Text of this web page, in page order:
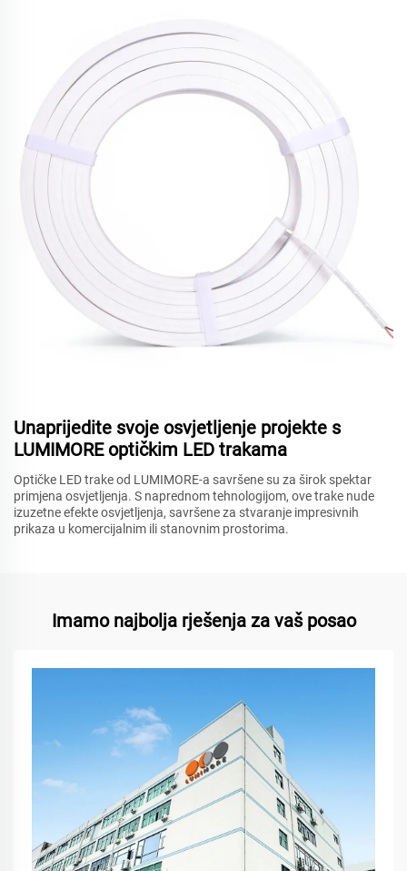
Unaprijedite svoje osvjetljenje projekte s
LUMIMORE optičkim LED trakama
Optičke LED trake od LUMIMORE-a savršene su za širok spektar
primjena osvjetljenja. S naprednom tehnologijom, ove trake nude
izuzetne efekte osvjetljenja, savršene za stvaranje impresivnih
prikaza u komercijalnim ili stanovnim prostorima.
Imamo najbolja rješenja za vaš posao